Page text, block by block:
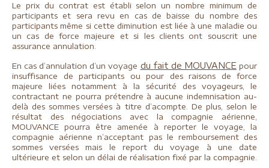
Le prix du contrat est établi selon un nombre minimum de
participants et sera revu en cas de baisse du nombre des
participants même si cette diminution est liée à une maladie ou
un cas de force majeure et si les clients ont souscrit une
assurance annulation.
En cas d’annulation d’un voyage du fait de MOUVANCE pour
insuffisance de participants ou pour des raisons de force
majeure liées notamment à la sécurité des voyageurs, le
contractant ne pourra prétendre à aucune indemnisation au-
delà des sommes versées à titre d’acompte. De plus, selon le
résultat des négociations avec la compagnie aérienne,
MOUVANCE pourra être amenée à reporter le voyage, la
compagnie aérienne n’acceptant pas le remboursement des
sommes versées mais le report du voyage à une date
ultérieure et selon un délai de réalisation fixé par la compagnie.